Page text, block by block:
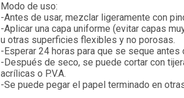
Modo de uso:
-Antes de usar, mezclar ligeramente con
-Aplicar una capa uniforme (evitar capas
u otras superficies flexibles y no porosas.
-Esperar 24 horas para que se seque antes
-Después de seco, se puede cortar con
acrílicas o P.V.A.
-Se puede pegar el papel terminado en